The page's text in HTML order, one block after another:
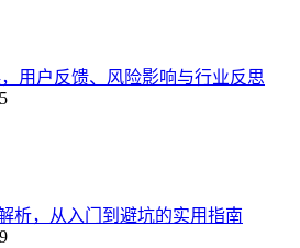
用户反馈、风险影响与行业反思
析，从入门到避坑的实用指南